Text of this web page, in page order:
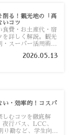
削る！観光地の「高
いコツ
食費・お土産代・宿
を詳しく解説。観光
・スーパー活用術、
2026.05.13
い・効率的！コスパ
しむコツを徹底解
行バス、LCC、
り勘など、学生向け